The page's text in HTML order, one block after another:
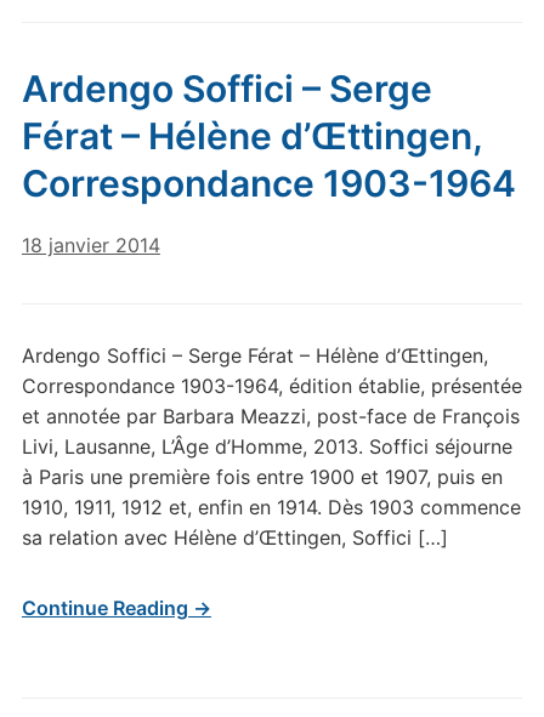
Ardengo Soffici – Serge
Férat – Hélène d’Œttingen,
Correspondance 1903-1964
18 janvier 2014
Ardengo Soffici – Serge Férat – Hélène d’Œttingen,
Correspondance 1903-1964, édition établie, présentée
et annotée par Barbara Meazzi, post-face de François
Livi, Lausanne, L’Âge d’Homme, 2013. Soffici séjourne
à Paris une première fois entre 1900 et 1907, puis en
1910, 1911, 1912 et, enfin en 1914. Dès 1903 commence
sa relation avec Hélène d’Œttingen, Soffici […]
Continue Reading →